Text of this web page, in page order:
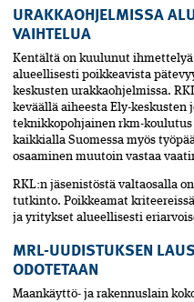
URAKKAOHJELMISSA
VAIHTELUA
Kentältä on kuulunut
alueellisesti poikkeavista
keskusten urakkaohjelmissa.
keväällä aiheesta Ely-keskusten
teknikkopohjainen rkm-
kaikkialla Suomessa myös
osaaminen muutoin vastaa
RKL:n jäsenistöstä valtaosalla
tutkinto. Poikkeamat
ja yritykset alueellisesti
MRL-UUDISTUKSEN
ODOTETAAN
Maankäyttö- ja rakennuslain